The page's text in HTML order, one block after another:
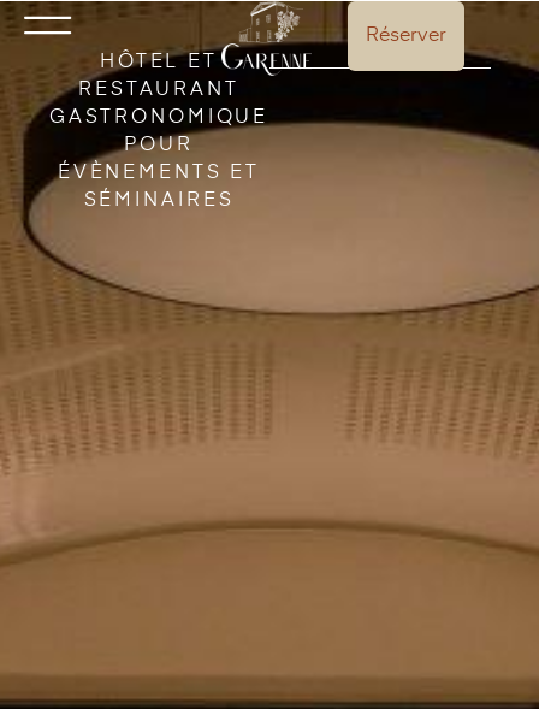
Réserver
HÔTEL ET
RESTAURANT
GASTRONOMIQUE
POUR
ÉVÈNEMENTS ET
SÉMINAIRES